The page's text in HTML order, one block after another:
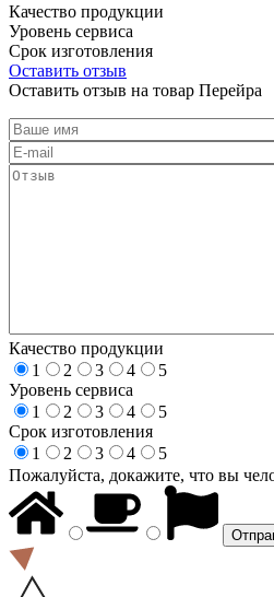
Качество продукции
Уровень сервиса
Срок изготовления
Оставить отзыв
Оставить отзыв на товар Перейра
Качество продукции
1
2 3 4
5
Уровень сервиса
1
2 3 4
5
Срок изготовления
1
2 3 4
5
Пожалуйста, докажите, что вы